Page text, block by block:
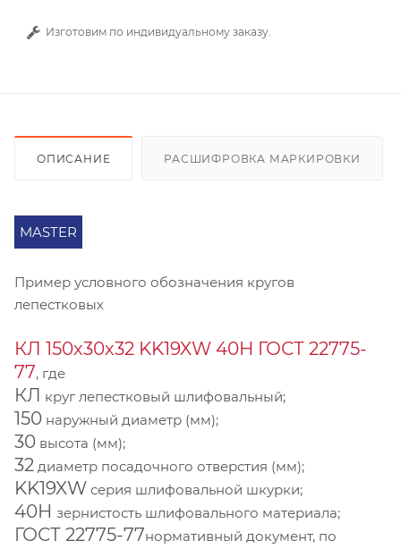
Изготовим по индивидуальному заказу.
ОПИСАНИЕ РАСШИФРОВКА МАРКИРОВКИ
MASTER
Пример условного обозначения кругов
лепестковых
КЛ 150х30х32 KK19XW 40Н ГОСТ 22775-
77, где
КЛ круг лепестковый шлифовальный;
150 наружный диаметр (мм);
30 высота (мм);
32 диаметр посадочного отверстия (мм);
KK19XW серия шлифовальной шкурки;
40Н зернистость шлифовального материала;
ГОСТ 22775-77нормативный документ, по